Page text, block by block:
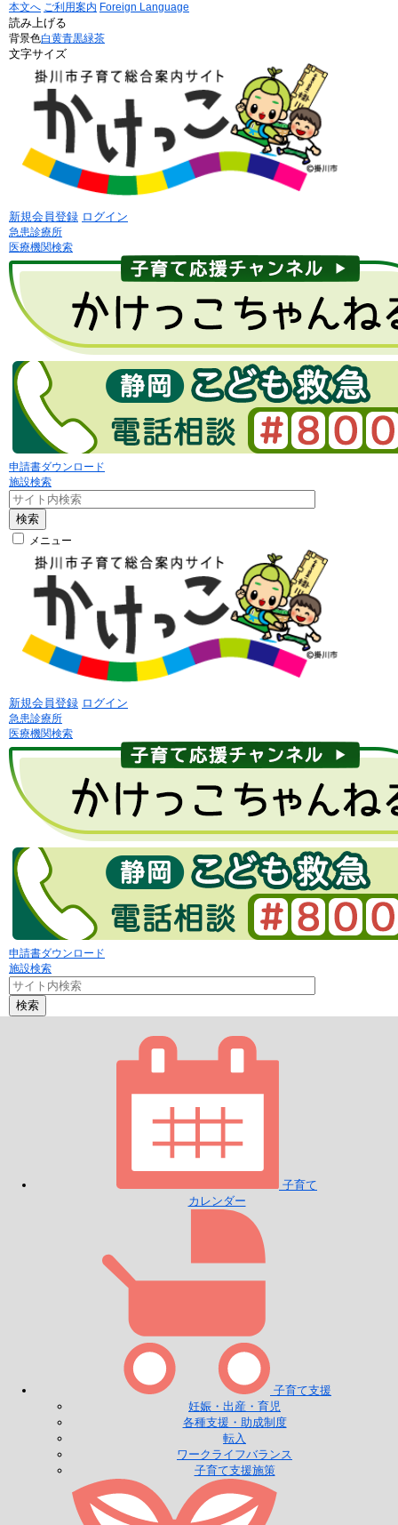
本文へ ご利用案内 Foreign Language
読み上げる
背景色白黄青黒緑茶
文字サイズ
新規会員登録 ログイン
急患診療所
医療機関検索
申請書ダウンロード
施設検索
検索
メニュー
新規会員登録 ログイン
急患診療所
医療機関検索
申請書ダウンロード
施設検索
検索
子育て
カレンダー
子育て支援
妊娠・出産・育児
各種支援・助成制度
転入
ワークライフバランス
子育て支援施策